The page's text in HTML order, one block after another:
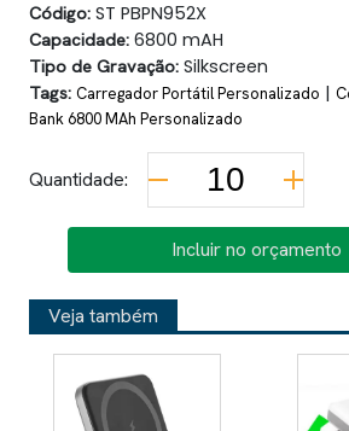
Código: ST PBPN952X
Capacidade: 6800 mAH
Tipo de Gravação: Silkscreen
Tags: Carregador Portátil Personalizado |
Bank 6800 MAh Personalizado
Quantidade:
Incluir no orçamento
Veja também